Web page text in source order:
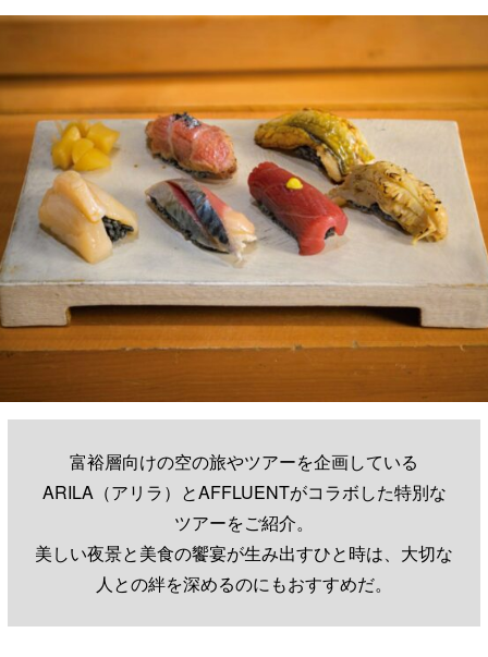
富裕層向けの空の旅やツアーを企画している
ARILA（アリラ）とAFFLUENTがコラボした特別な
ツアーをご紹介。
美しい夜景と美食の饗宴が生み出すひと時は、大切な
人との絆を深めるのにもおすすめだ。